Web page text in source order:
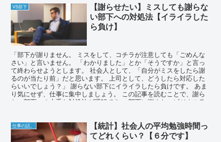
VS部下
【謝らせたい】ミスしても謝らな
い部下への対処法【イライラした
ら負け】
「部下が謝りません。 ミスをして、コチラが注意しても「ごめんな
さい」と言いません。 「わかりました」とか「そうですか」と言っ
て終わらせようとします。 社会人として、「自分がミスをしたら謝
るのが当たり前」だと思います。 上司として、どうしたら対応した
らいいでしょう？」 謝らない部下にイライラしたら負けです。 あま
り気にせず、仕事に集中しましょう。 この記事を読むことで、謝ら
ない部下への上手な対処法が理解でき、 部下に悩まないビジネスラ
仕事の話。
【統計】社会人の平均勉強時間っ
てどれくらい？【６分です】